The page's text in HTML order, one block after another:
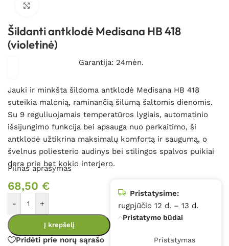
Šildanti antklodė Medisana HB 418
(violetinė)
Garantija: 24mėn.
Jauki ir minkšta šildoma antklodė Medisana HB 418
suteikia malonią, raminančią šilumą šaltomis dienomis.
Su 9 reguliuojamais temperatūros lygiais, automatinio
išsijungimo funkcija bei apsauga nuo perkaitimo, ši
antklodė užtikrina maksimalų komfortą ir saugumą, o
švelnus poliesterio audinys bei stilingos spalvos puikiai
dera prie bet kokio interjero.
Pilnas aprašymas
68,50 €
- +
Į krepšelį
Pridėti prie norų sąrašo
Pristatysime:
rugpjūčio 12 d. – 13 d.
Pristatymo būdai
Pristatymas